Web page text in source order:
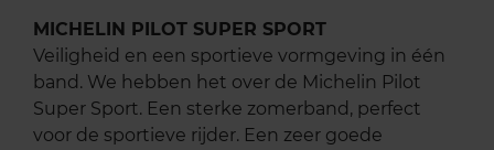
MICHELIN PILOT SUPER SPORT
Veiligheid en een sportieve vormgeving in één
band. We hebben het over de Michelin Pilot
Super Sport. Een sterke zomerband, perfect
voor de sportieve rijder. Een zeer goede